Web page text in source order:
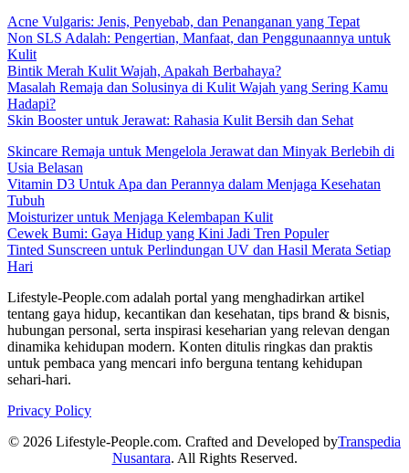
Acne Vulgaris: Jenis, Penyebab, dan Penanganan yang Tepat
Non SLS Adalah: Pengertian, Manfaat, dan Penggunaannya untuk
Kulit
Bintik Merah Kulit Wajah, Apakah Berbahaya?
Masalah Remaja dan Solusinya di Kulit Wajah yang Sering Kamu
Hadapi?
Skin Booster untuk Jerawat: Rahasia Kulit Bersih dan Sehat
Skincare Remaja untuk Mengelola Jerawat dan Minyak Berlebih di
Usia Belasan
Vitamin D3 Untuk Apa dan Perannya dalam Menjaga Kesehatan
Tubuh
Moisturizer untuk Menjaga Kelembapan Kulit
Cewek Bumi: Gaya Hidup yang Kini Jadi Tren Populer
Tinted Sunscreen untuk Perlindungan UV dan Hasil Merata Setiap
Hari
Lifestyle-People.com adalah portal yang menghadirkan artikel
tentang gaya hidup, kecantikan dan kesehatan, tips brand & bisnis,
hubungan personal, serta inspirasi keseharian yang relevan dengan
dinamika kehidupan modern. Konten ditulis ringkas dan praktis
untuk pembaca yang mencari info berguna tentang kehidupan
sehari-hari.
Privacy Policy
© 2026 Lifestyle-People.com. Crafted and Developed byTranspedia
Nusantara. All Rights Reserved.